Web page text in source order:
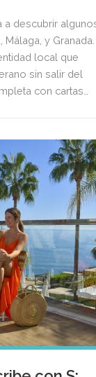
a descubrir
y Granada.
local que
sin salir del
con cartas